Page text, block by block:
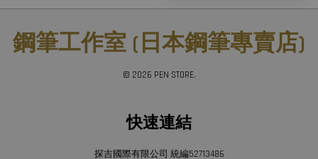
鋼筆工作室 (日本鋼筆專賣店)
© 2026 PEN STORE.
快速連結
探吉國際有限公司 統編52713486